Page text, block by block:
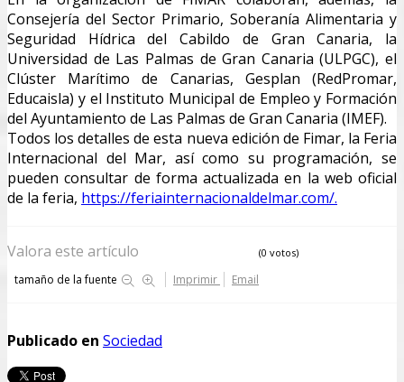
Consejería del Sector Primario, Soberanía Alimentaria y
Seguridad Hídrica del Cabildo de Gran Canaria, la
Universidad de Las Palmas de Gran Canaria (ULPGC), el
Clúster Marítimo de Canarias, Gesplan (RedPromar,
Educaisla) y el Instituto Municipal de Empleo y Formación
del Ayuntamiento de Las Palmas de Gran Canaria (IMEF).
Todos los detalles de esta nueva edición de Fimar, la Feria
Internacional del Mar, así como su programación, se
pueden consultar de forma actualizada en la web oficial
de la feria, https://feriainternacionaldelmar.com/.
Valora este artículo (0 votos)
tamaño de la fuente Imprimir Email
Publicado en Sociedad